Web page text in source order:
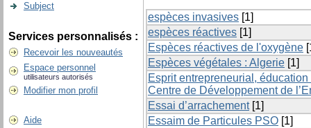
Subject
Services personnalisés :
Recevoir les nouveautés
Espace personnel
utilisateurs autorisés
Modifier mon profil
Aide
espèces invasives [1]
espèces réactives [1]
Espèces réactives de l'oxygène
Espèces végétales : Algerie [1]
Esprit entrepreneurial,
Centre de Développement de
Essai d’arrachement[1]
Essaim de Particules PSO [1]